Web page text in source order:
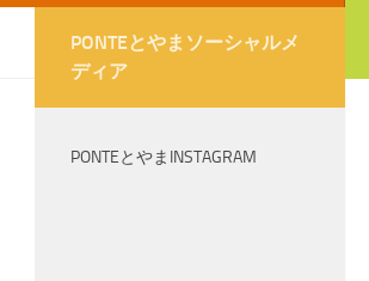
PONTEとやまソーシャルメ
ディア
PONTEとやまINSTAGRAM